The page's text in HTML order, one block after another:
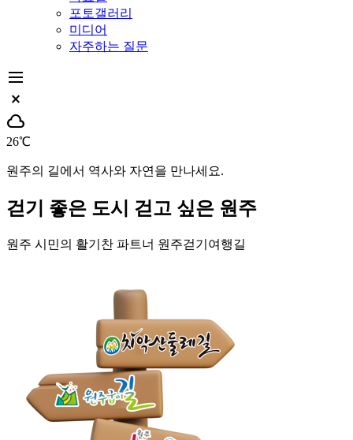
포토갤러리
미디어
자주하는 질문
dehaze
close_small
cloud
26℃
원주의 길에서 역사와 자연을 만나세요.
걷기 좋은 도시 걷고 싶은 원주
원주 시민의 활기찬 파트너 원주걷기여행길